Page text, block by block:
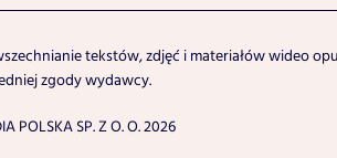
tekstów, zdjęć i materiałów wideo
zgody wydawcy.
POLSKA SP. Z O. O. 2026